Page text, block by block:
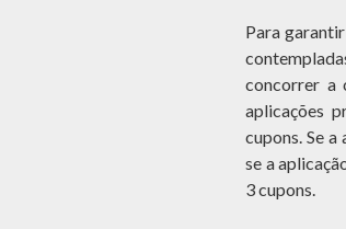
Para
concorrer a
aplicações
cupons. Se
se a
3 cupons.